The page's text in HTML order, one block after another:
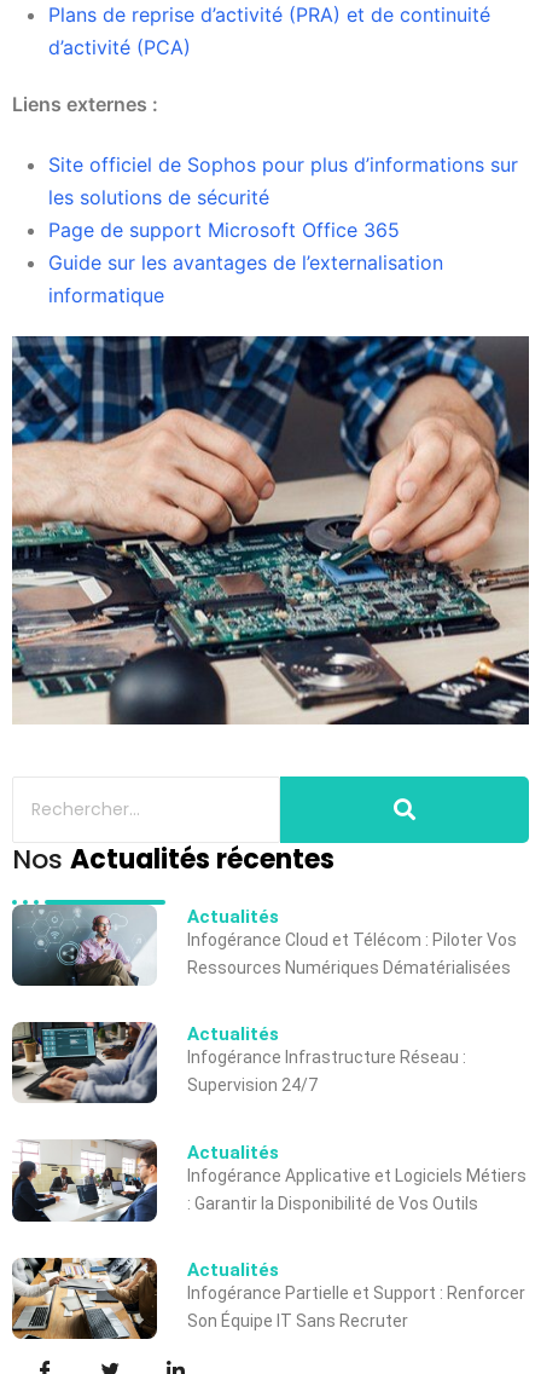
Plans de reprise d’activité (PRA) et de continuité
d’activité (PCA)
Liens externes :
Site officiel de Sophos pour plus d’informations sur
les solutions de sécurité
Page de support Microsoft Office 365
Guide sur les avantages de l’externalisation
informatique
Nos Actualités récentes
Actualités
Infogérance Cloud et Télécom : Piloter Vos
Ressources Numériques Dématérialisées
Actualités
Infogérance Infrastructure Réseau :
Supervision 24/7
Actualités
Infogérance Applicative et Logiciels Métiers
: Garantir la Disponibilité de Vos Outils
Actualités
Infogérance Partielle et Support : Renforcer
Son Équipe IT Sans Recruter